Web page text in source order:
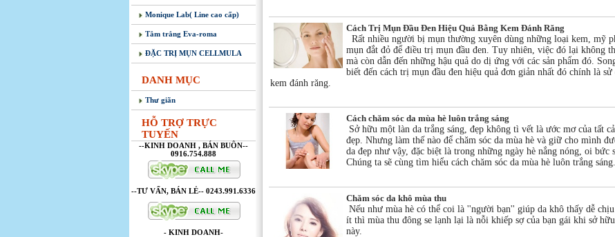
Monique Lab( Line cao cấp)
Tắm trắng Eva-roma
ĐẶC TRỊ MỤN CELLMULA
DANH MỤC
Thư giãn
HỖ TRỢ TRỰC
TUYẾN
--KINH DOANH , BÁN BUÔN--
0916.754.888
--TƯ VẤN, BÁN LẺ-- 0243.991.6336
- KINH DOANH-
Cách Trị Mụn Đầu Đen Hiệu Quả Bằng Kem Đánh Răng
Rất nhiều người bị mụn thường xuyên dùng những loại kem, mỹ
mụn đắt đỏ để điều trị mụn đầu đen. Tuy nhiên, việc đó lại không
mà còn dẫn đến những hậu quả do dị ứng với các sản phẩm đó.
biết đến cách trị mụn đầu đen hiệu quả đơn giản nhất đó chính là sử
kem đánh răng.
Cách chăm sóc da mùa hè luôn trắng sáng
Sở hữu một làn da trắng sáng, đẹp không tì vết là ước mơ của tất
đẹp. Nhưng làm thế nào để chăm sóc da mùa hè và giữ cho mình
da đẹp như vậy, đặc biệt là trong những ngày hè nắng nóng, oi bức
Chúng ta sẽ cùng tìm hiểu cách chăm sóc da mùa hè luôn trắng sáng.
Chăm sóc da khô mùa thu
Nếu như mùa hè có thể coi là ''người bạn'' giúp da khô thấy dễ
ít thì mùa thu đông se lạnh lại là nỗi khiếp sợ của bạn gái khi sở
này.